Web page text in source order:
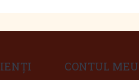
CONTUL MEU